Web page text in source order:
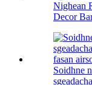
Nighean
Decor
Soidhne